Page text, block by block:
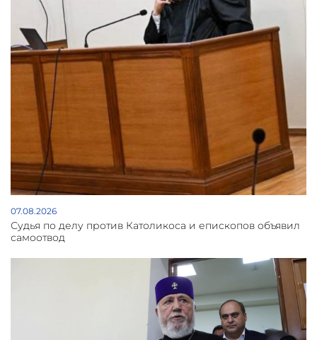
07.08.2026
Судья по делу против Католикоса и епископов объявил
самоотвод